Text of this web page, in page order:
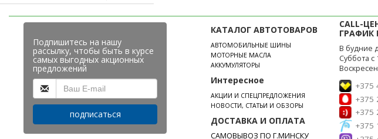
Подпишитесь на нашу
рассылку, чтобы быть в курсе
самых выгодных акционных
предложений
подписаться
КАТАЛОГ АВТОТОВАРОВ
АВТОМОБИЛЬНЫЕ ШИНЫ
МОТОРНЫЕ МАСЛА
АККУМУЛЯТОРЫ
Интересное
АКЦИИ И СПЕЦПРЕДЛОЖЕНИЯ
НОВОСТИ, СТАТЬИ И ОБЗОРЫ
ДОСТАВКА И ОПЛАТА
САМОВЫВОЗ ПО Г.МИНСКУ
CALL-
ГРАФИК
В будние
Суббота с
+375
+375
+375
+375